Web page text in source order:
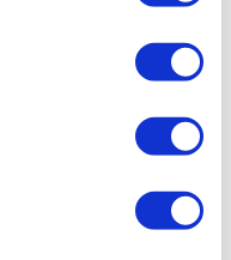
la comptabilització